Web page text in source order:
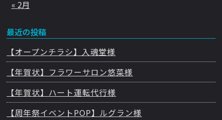
« 2月
最近の投稿
【オープンチラシ】入魂堂様
【年賀状】フラワーサロン悠菜様
【年賀状】ハート運転代行様
【周年祭イベントPOP】ルグラン様